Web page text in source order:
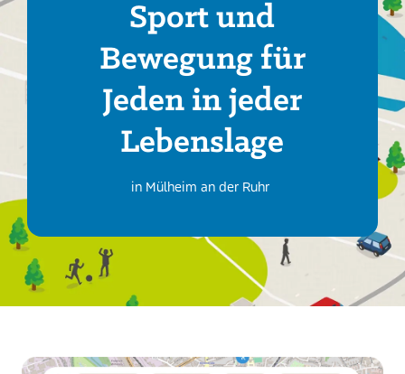
Sport und
Bewegung für
Jeden in jeder
Lebenslage
in Mülheim an der Ruhr